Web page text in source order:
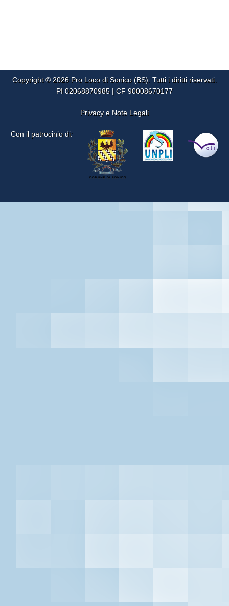
Copyright © 2026 Pro Loco di Sonico (BS). Tutti i diritti riservati.
PI 02068870985 | CF 90008670177
Privacy e Note Legali
Con il patrocinio di: